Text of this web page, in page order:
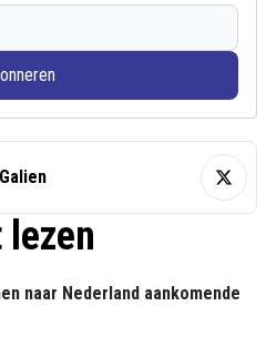
lezen
naar Nederland aankomende